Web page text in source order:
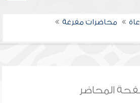
محاضرات مفرغة
المحاضر